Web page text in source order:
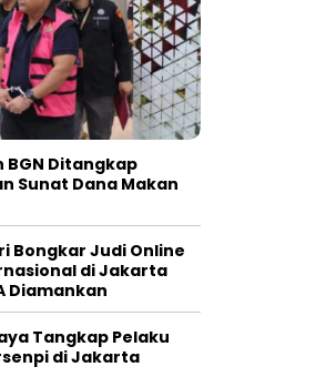
BGN Ditangkap
Sunat Dana Makan
Bongkar Judi Online
di Jakarta
Diamankan
Tangkap Pelaku
di Jakarta